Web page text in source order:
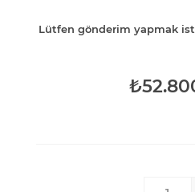
Lütfen gönderim yapmak